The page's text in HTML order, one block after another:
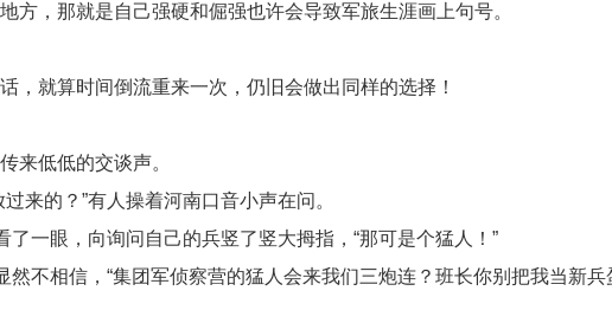
方，那就是自己强硬和倔强也许会导致军旅生涯画上句号。
，就算时间倒流重来一次，仍旧会做出同样的选择！
来低低的交谈声。
来的？”有人操着河南口音小声在问。
了一眼，向询问自己的兵竖了竖大拇指，“那可是个猛人！”
然不相信，“集团军侦察营的猛人会来我们三炮连？班长你别把我当新兵